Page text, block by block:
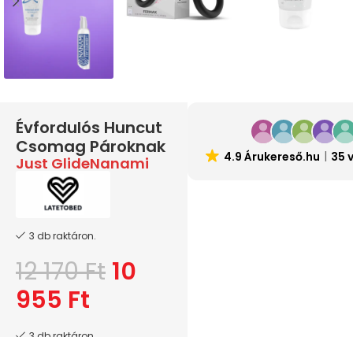
Évfordulós Huncut
Csomag Pároknak
Just GlideNanami
3 db raktáron.
12 170Ft 10
955 Ft
4.9 Árukereső.hu 35